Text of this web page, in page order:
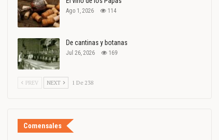
Ago 1, 2026 114
De cantinas y botanas
Jul 26, 2026 169
PREV NEXT 1 De 238
Comensales